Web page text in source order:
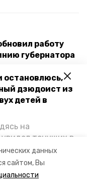
данных
сайтом, Вы
остановлюсь,
дзюдоист из
детей в
на
увидел тонущих в
на помощь. По
края и
пообщался
работу
губернатора
реализуют
патрулируют